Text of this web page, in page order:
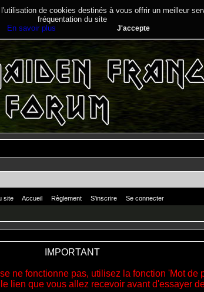
de cookies destinés à vous offrir un meilleur
fréquentation du site
En savoir plus
J'accepte
site Accueil Règlement S'inscrire Se connecter
IMPORTANT
ne fonctionne pas, utilisez la fonction 'Mot de
lien que vous allez recevoir avant d'essayer